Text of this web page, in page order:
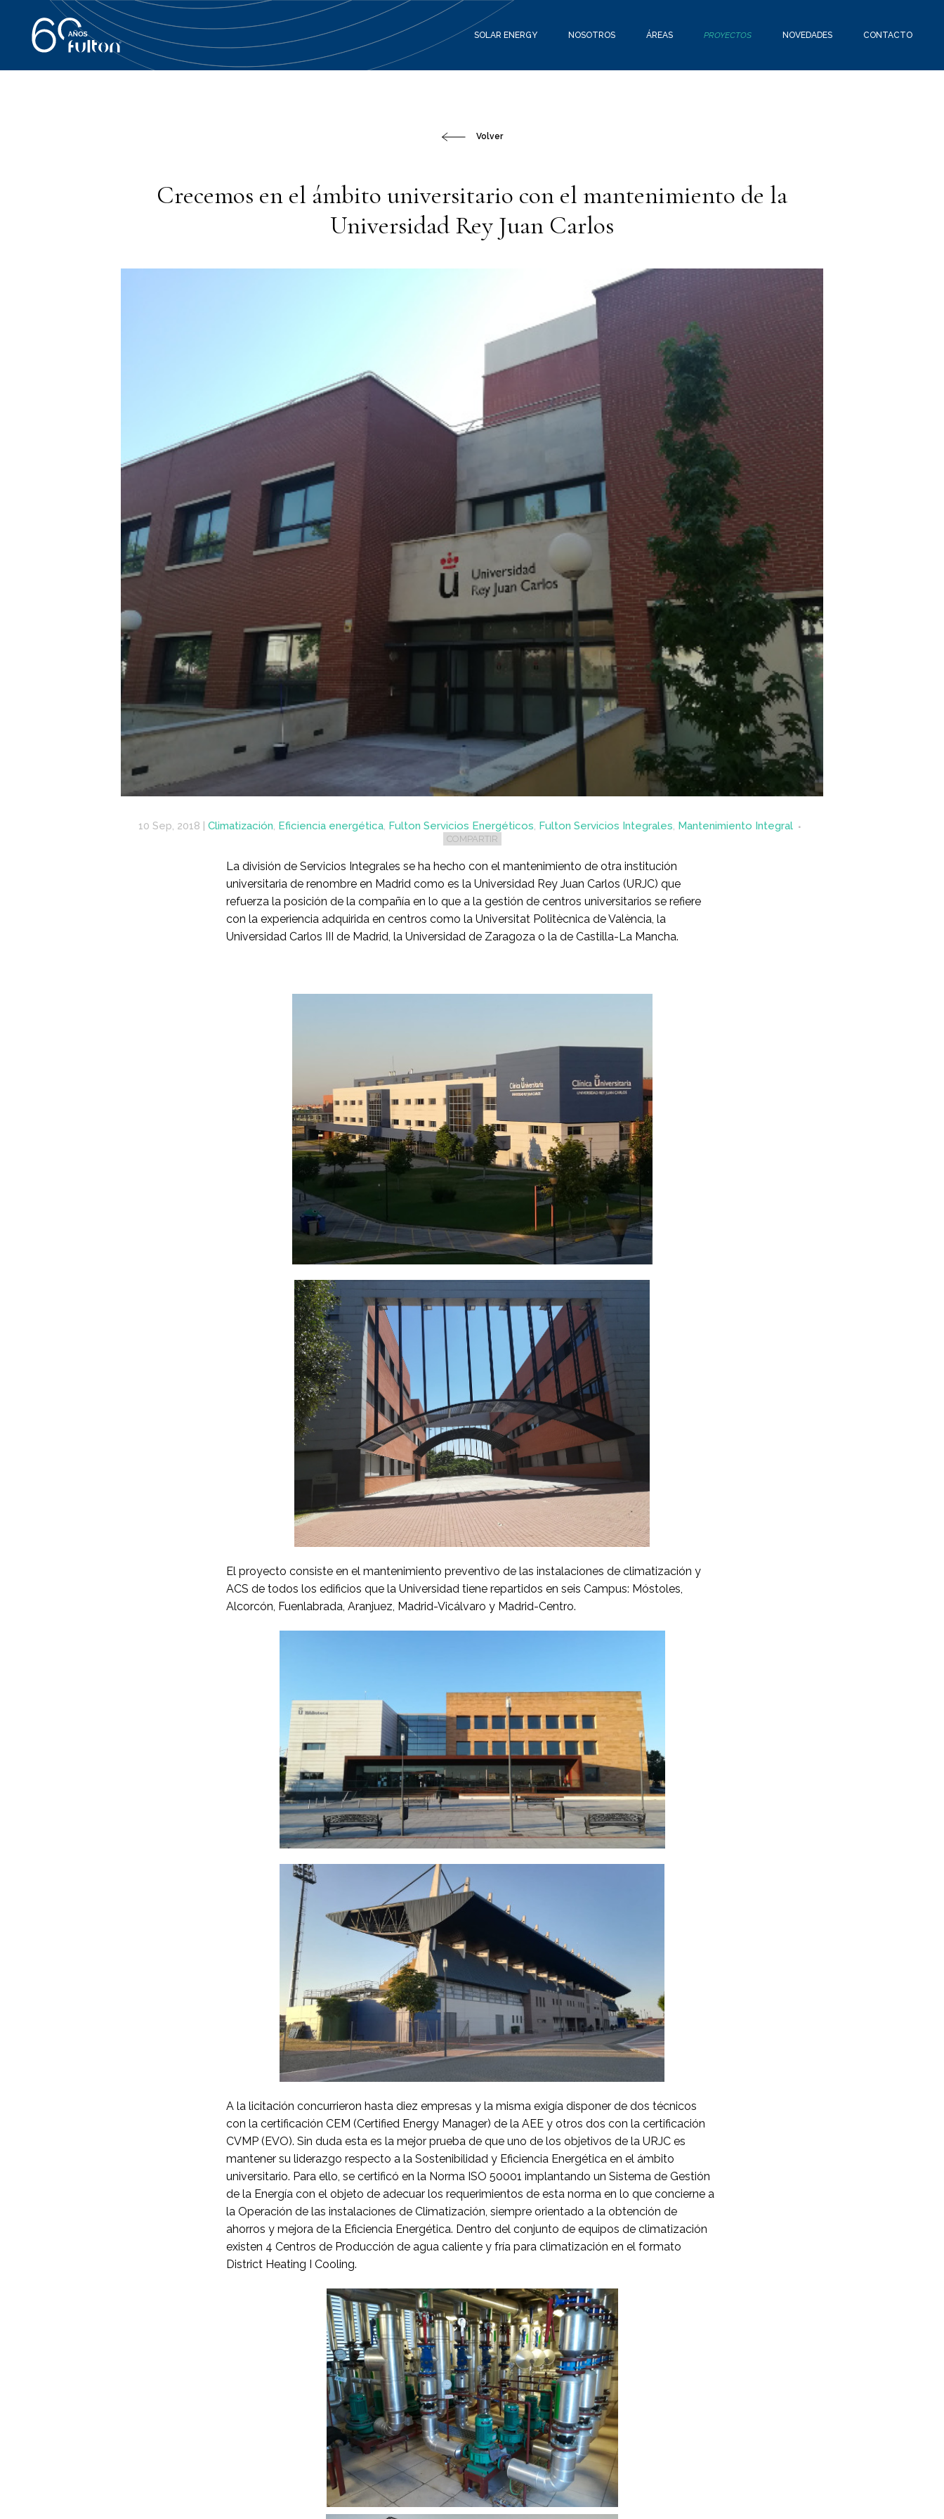
SOLAR ENERGY NOSOTROS ÁREAS PROYECTOS NOVEDADES CONTACTO
Volver
Crecemos en el ámbito universitario con el mantenimiento de la
Universidad Rey Juan Carlos
10 Sep, 2018 | Climatización, Eficiencia energética, Fulton Servicios Energéticos, Fulton Servicios Integrales, Mantenimiento Integral
COMPARTIR
La división de Servicios Integrales se ha hecho con el mantenimiento de otra institución
universitaria de renombre en Madrid como es la Universidad Rey Juan Carlos (URJC) que
refuerza la posición de la compañía en lo que a la gestión de centros universitarios se refiere
con la experiencia adquirida en centros como la Universitat Politècnica de València, la
Universidad Carlos III de Madrid, la Universidad de Zaragoza o la de Castilla-La Mancha.
El proyecto consiste en el mantenimiento preventivo de las instalaciones de climatización y
ACS de todos los edificios que la Universidad tiene repartidos en seis Campus: Móstoles,
Alcorcón, Fuenlabrada, Aranjuez, Madrid-Vicálvaro y Madrid-Centro.
A la licitación concurrieron hasta diez empresas y la misma exigía disponer de dos técnicos
con la certificación CEM (Certified Energy Manager) de la AEE y otros dos con la certificación
CVMP (EVO). Sin duda esta es la mejor prueba de que uno de los objetivos de la URJC es
mantener su liderazgo respecto a la Sostenibilidad y Eficiencia Energética en el ámbito
universitario. Para ello, se certificó en la Norma ISO 50001 implantando un Sistema de Gestión
de la Energía con el objeto de adecuar los requerimientos de esta norma en lo que concierne a
la Operación de las instalaciones de Climatización, siempre orientado a la obtención de
ahorros y mejora de la Eficiencia Energética. Dentro del conjunto de equipos de climatización
existen 4 Centros de Producción de agua caliente y fría para climatización en el formato
District Heating I Cooling.